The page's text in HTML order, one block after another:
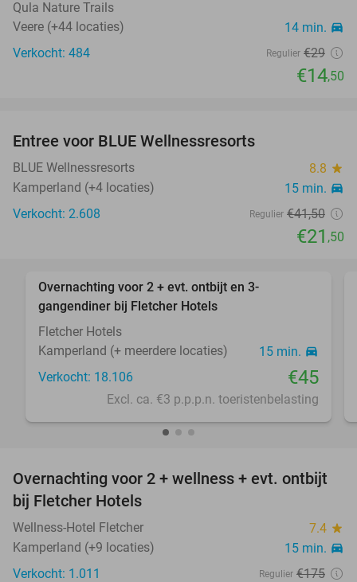
Qula Nature Trails
Veere (+44 locaties)
14 min. directions_car
Verkocht: 484 Regulier €29
€14,50
Entree voor BLUE Wellnessresorts
BLUE Wellnessresorts 8.8 star
Kamperland (+4 locaties) 15 min. directions_car
Verkocht: 2.608 Regulier €41,50
€21 ,50
favorite_border
Overnachting voor 2 + evt. ontbijt en 3-
gangendiner bij Fletcher Hotels
Fletcher Hotels
Kamperland (+ meerdere locaties)
15 min. directions_car
Verkocht: 18.106 €45
Excl. ca. €3 p.p.p.n. toeristenbelasting
55%
Overnachting voor 2 + wellness + evt. ontbijt
bij Fletcher Hotels
Wellness-Hotel Fletcher 7.4 star
Kamperland (+9 locaties) 15 min. directions_car
Verkocht: 1.011 Regulier €175